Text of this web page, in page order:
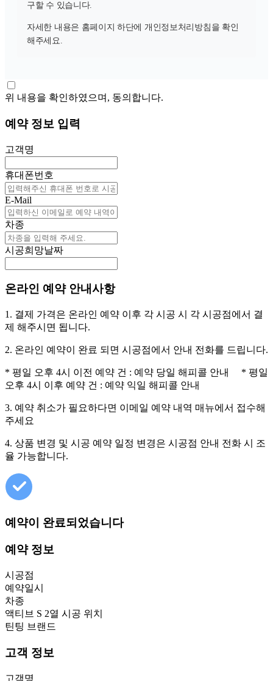
구할 수 있습니다.
자세한 내용은 홈페이지 하단에 개인정보처리방침을 확인
해주세요.
위 내용을 확인하였으며, 동의합니다.
예약 정보 입력
고객명
휴대폰번호
E-Mail
차종
시공희망날짜
온라인 예약 안내사항
1. 결제 가격은 온라인 예약 이후 각 시공 시 각 시공점에서 결
제 해주시면 됩니다.
2. 온라인 예약이 완료 되면 시공점에서 안내 전화를 드립니다.
* 평일 오후 4시 이전 예약 건 : 예약 당일 해피콜 안내 * 평일
오후 4시 이후 예약 건 : 예약 익일 해피콜 안내
3. 예약 취소가 필요하다면 이메일 예약 내역 매뉴에서 접수해
주세요
4. 상품 변경 및 시공 예약 일정 변경은 시공점 안내 전화 시 조
율 가능합니다.
예약이 완료되었습니다
예약 정보
시공점
예약일시
차종
액티브 S 2열 시공 위치
틴팅 브랜드
고객 정보
고객명